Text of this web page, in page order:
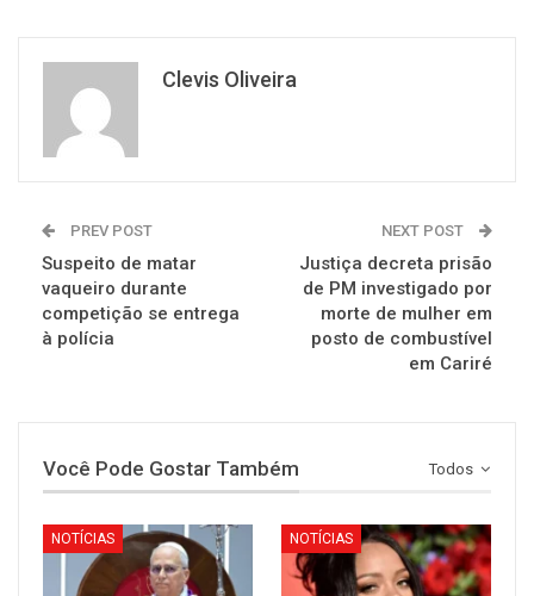
Clevis Oliveira
PREV POST
Suspeito de matar
vaqueiro durante
competição se entrega
à polícia
NEXT POST
Justiça decreta prisão
de PM investigado por
morte de mulher em
posto de combustível
em Cariré
Todos
Você Pode Gostar Também
NOTÍCIAS NOTÍCIAS